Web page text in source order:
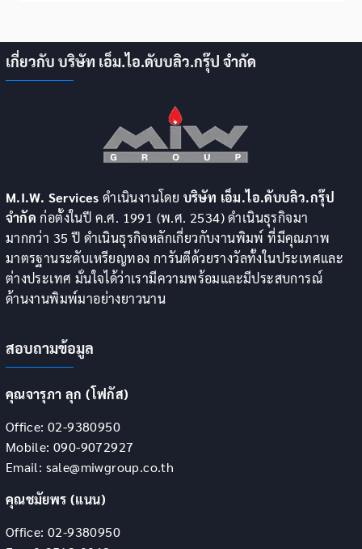
เกี่ยวกับ บริษัท เอ็ม.ไอ.ดับบลิว.กรุ๊ป จำกัด
M.I.W. Services ดำเนินงานโดย บริษัท เอ็ม.ไอ.ดับบลิว.กรุ๊ป
จำกัด ก่อตั้งในปี ค.ศ. 1991 (พ.ศ. 2534) ดำเนินธุรกิจมา
มากกว่า 35 ปี ดำเนินธุรกิจหลักเกี่ยวกับงานพิมพ์ ที่มีคุณภาพ
มาตรฐานระดับเหรียญทอง การันตีด้วยรางวัลทั้งในประเทศและ
ต่างประเทศ มั่นใจได้ว่าเรามีความพร้อมและมีประสบการณ์
ด้านงานพิมพ์มาอย่างยาวนาน
สอบถามข้อมูล
คุณจารุภา ลุก (โฟกัส)
Office: 02-9380950
Mobile: 090-9072927
Email: sale@miwgroup.co.th
คุณชมัยพร (แนน)
Office: 02-9380950